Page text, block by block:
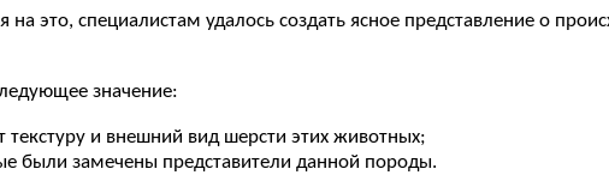
это, специалистам удалось создать ясное представление о
значение:
текстуру и внешний вид шерсти этих животных;
были замечены представители данной породы.